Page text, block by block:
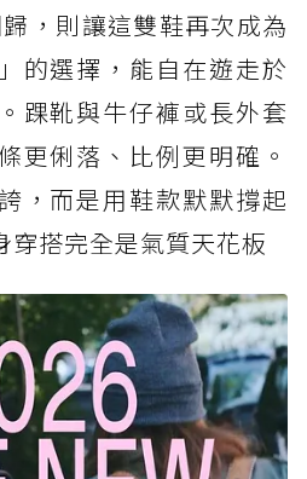
，則讓這雙鞋再次成為
的選擇，能自在遊走於
踝靴與牛仔褲或長外套
更俐落、比例更明確。
，而是用鞋款默默撐起
穿搭完全是氣質天花板